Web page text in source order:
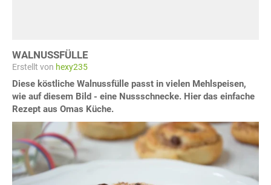
WALNUSSFÜLLE
Erstellt von hexy235
Diese köstliche Walnussfülle passt in vielen Mehlspeisen,
wie auf diesem Bild - eine Nussschnecke. Hier das einfache
Rezept aus Omas Küche.